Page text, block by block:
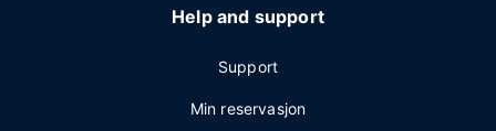
Help and support
Support
Min reservasjon